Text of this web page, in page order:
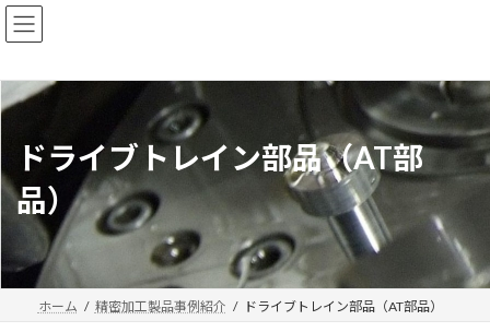
コ
ン
ン
ツ
へ
ッ
ナ
ビ
ー
シ
ョ
移
ドライブトレイン部品（AT部
品）
ホーム 精密加工製品事例紹介 ドライブトレイン部品（AT部品）